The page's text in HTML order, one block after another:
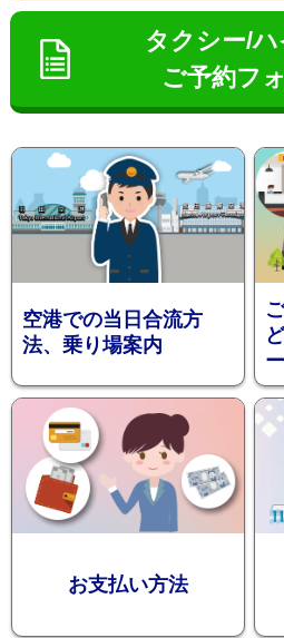
お
迎
タクシー/
ご予約フ
空港での当日合流方
法、乗り場案内
お支払い方法